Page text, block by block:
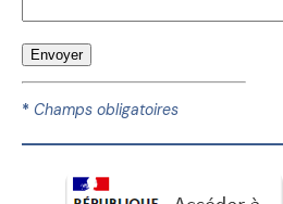
* Champs obligatoires